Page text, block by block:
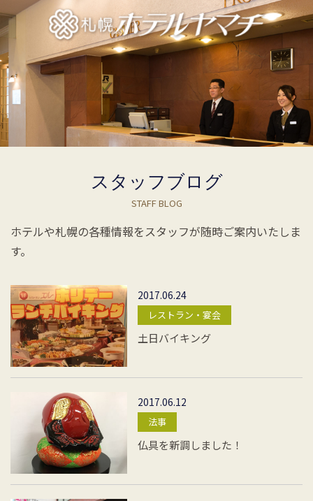
スタッフブログ
STAFF BLOG
ホテルや札幌の各種情報をスタッフが随時ご案内いたしま
す。
2017.06.24
レストラン・宴会
土日バイキング
2017.06.12
法事
仏具を新調しました！